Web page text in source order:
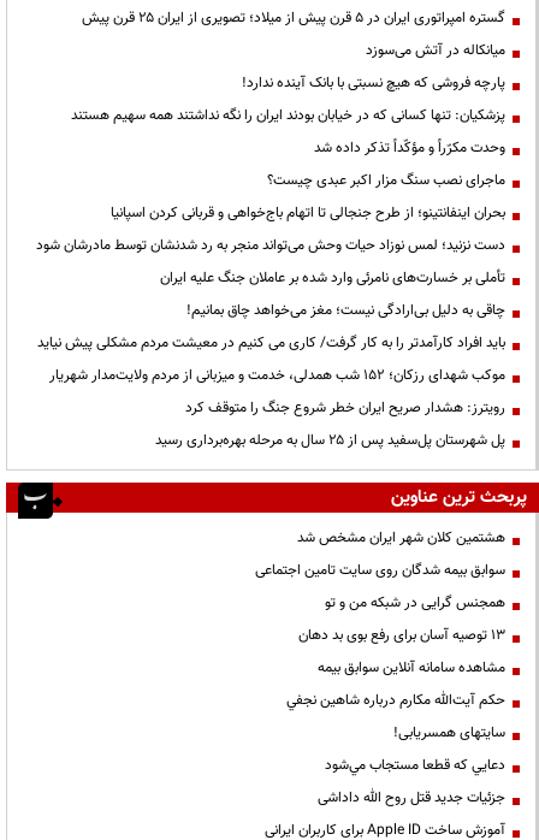
گستره امپراتوری ایران در ۵ قرن پیش از میلاد؛ تصویری از ایران ۲۵ قرن پیش
میانکاله در آتش می‌سوزد
پارچه فروشی که هیچ نسبتی با بانک آینده ندارد!
پزشکیان: تنها کسانی که در خیابان بودند ایران را نگه نداشتند همه سهیم هستند
وحدت مکرّراً و مؤکّداً تذکر داده شد
ماجرای نصب سنگ مزار اکبر عبدی چیست؟
بحران اینفانتینو؛ از طرح جنجالی تا اتهام باج‌خواهی و قربانی کردن اسپانیا
دست نزنید؛ لمس نوزاد حیات وحش می‌تواند منجر به رد شدنشان توسط مادرشان شود
تأملی بر خسارت‌های نامرئی وارد شده بر عاملان جنگ علیه ایران
چاقی به دلیل بی‌ارادگی نیست؛ مغز می‌خواهد چاق بمانیم!
باید افراد کارآمدتر را به کار گرفت/ کاری می کنیم در معیشت مردم مشکلی پیش نیاید
موکب شهدای رزکان؛ ۱۵۲ شب همدلی، خدمت و میزبانی از مردم ولایت‌مدار شهریار
رویترز: هشدار صریح ایران خطر شروع جنگ را متوقف کرد
پل شهرستان پل‌سفید پس از ۲۵ سال به مرحله بهره‌برداری رسید
پربحث ترین عناوین
هشتمین کلان شهر ایران مشخص شد
سوابق بیمه شدگان روی سایت تامین اجتماعی
همجنس گرایی در شبکه من و تو
13 توصیه آسان برای رفع بوی بد دهان
مشاهده سامانه آنلاين سوابق بیمه
حكم آيت‌الله مكارم درباره شاهين نجفي
سایتهای همسریابی!
دعايي كه قطعا مستجاب مي‌شود
جزئیات جدید قتل روح الله داداشی
آموزش ساخت Apple ID برای کاربران ایرانی